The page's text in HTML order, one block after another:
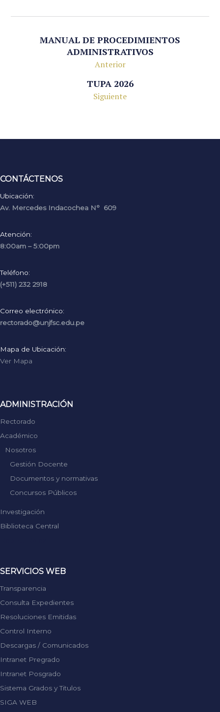
MANUAL DE PROCEDIMIENTOS
ADMINISTRATIVOS
Anterior
TUPA 2026
Siguiente
CONTÁCTENOS
Ubicación:
Av. Mercedes Indacochea N° 609
Atención:
8:00am – 5:00pm
Teléfono:
(+511) 232 2918
Correo electrónico:
rectorado@unjfsc.edu.pe
Mapa de Ubicación:
Ver Mapa
ADMINISTRACIÓN
Rectorado
Académico
Nosotros
Gestión Docente
Documentos y normativas
Concursos Públicos
Investigación
Biblioteca Central
SERVICIOS WEB
Transparencia
Consulta Expedientes
Resoluciones Emitidas
Control Interno
Descargas / Comunicados
Intranet Pregrado
Intranet Posgrado
Sistema Grados y Titulos
SIGA WEB